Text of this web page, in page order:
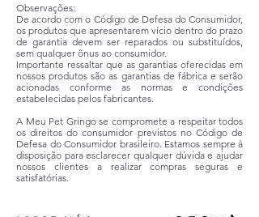
Observações:
De acordo com o Código de Defesa do Consumidor,
os produtos que apresentarem vício dentro do prazo
de garantia devem ser reparados ou substituídos,
sem qualquer ônus ao consumidor.
Importante ressaltar que as garantias oferecidas em
nossos produtos são as garantias de fábrica e serão
acionadas conforme as normas e condições
estabelecidas pelos fabricantes.
A Meu Pet Gringo se compromete a respeitar todos
os direitos do consumidor previstos no Código de
Defesa do Consumidor brasileiro. Estamos sempre à
disposição para esclarecer qualquer dúvida e ajudar
nossos clientes a realizar compras seguras e
satisfatórias.